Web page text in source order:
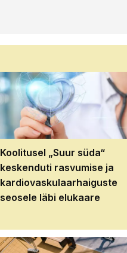
Koolitusel „Suur süda“
keskenduti rasvumise ja
kardiovaskulaarhaiguste
seosele läbi elukaare